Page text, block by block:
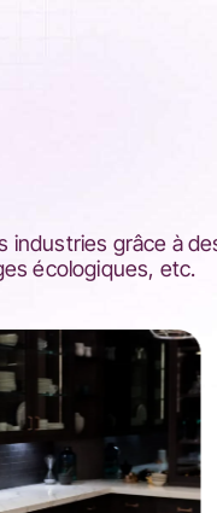
industries grâce à
écologiques, etc.